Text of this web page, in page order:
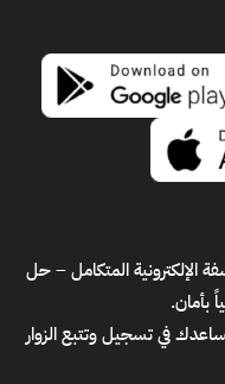
– حل
بأمان.
في تسجيل وتتبع الزوار